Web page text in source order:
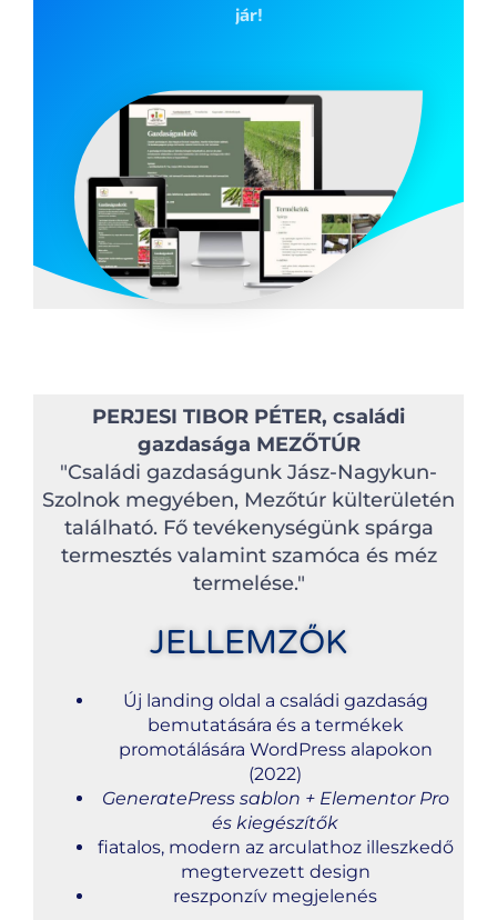
jár!
PERJESI TIBOR PÉTER, családi
gazdasága MEZŐTÚR
"Családi gazdaságunk Jász-Nagykun-
Szolnok megyében, Mezőtúr külterületén
található. Fő tevékenységünk spárga
termesztés valamint szamóca és méz
termelése."
JELLEMZŐK
Új landing oldal a családi gazdaság
bemutatására és a termékek
promotálására WordPress alapokon
(2022)
GeneratePress sablon + Elementor Pro
és kiegészítők
fiatalos, modern az arculathoz illeszkedő
megtervezett design
reszponzív megjelenés